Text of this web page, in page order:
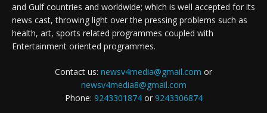
and Gulf countries and worldwide; which is well accepted for its
news cast, throwing light over the pressing problems such as
health, art, sports related programmes coupled with
Entertainment oriented programmes.
Contact us: newsv4media@gmail.com or
newsv4media8@gmail.com
Phone: 9243301874or 9243306874